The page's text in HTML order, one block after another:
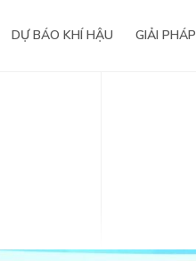
DỰ BÁO KHÍ HẬU GIẢI PHÁP